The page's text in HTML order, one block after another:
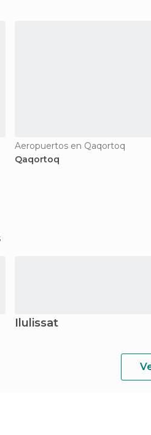
Aeropuertos en Qaqortoq
Qaqortoq
Ilulissat